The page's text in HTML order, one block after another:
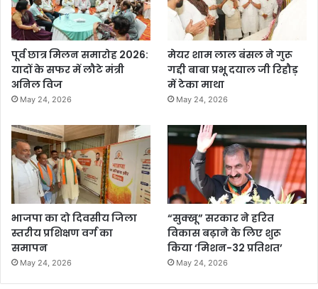
पूर्व छात्र मिलन समारोह 2026:
यादों के सफर में लौटे मंत्री
अनिल विज
May 24, 2026
मेयर शाम लाल बंसल ने गुरू
गद्दी बाबा प्रभू दयाल जी रिहौड़
में टेका माथा
May 24, 2026
भाजपा का दो दिवसीय जिला
स्तरीय प्रशिक्षण वर्ग का
समापन
May 24, 2026
“सुक्खू” सरकार ने हरित
विकास बढ़ाने के लिए शुरू
किया ‘मिशन-32 प्रतिशत’
May 24, 2026